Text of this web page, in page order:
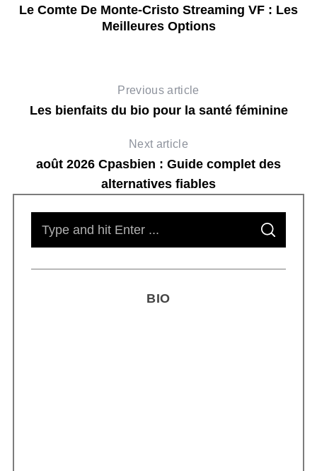
Le Comte De Monte-Cristo Streaming VF : Les
Meilleures Options
Previous article
Les bienfaits du bio pour la santé féminine
Next article
août 2026 Cpasbien : Guide complet des
alternatives fiables
S
A
C
BIO